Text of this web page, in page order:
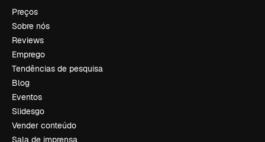
Preços
Sobre nós
Reviews
Emprego
Tendências de pesquisa
Blog
Eventos
Slidesgo
Vender conteúdo
Sala de imprensa